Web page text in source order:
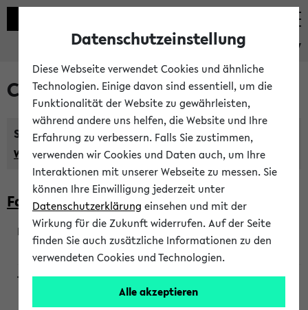
eKVV
Courses taught in English
Semester:
WiSe 2026/2027 SoSe 2026 Previous...
Faculty of Biology
200923
Wendisch, Peters-Wendisch, Stegelmann
Datenschutzeinstellung
Diese Webseite verwendet Cookies und ähnliche
Technologien. Einige davon sind essentiell, um die
Funktionalität der Website zu gewährleisten,
während andere uns helfen, die Website und Ihre
Erfahrung zu verbessern. Falls Sie zustimmen,
verwenden wir Cookies und Daten auch, um Ihre
Interaktionen mit unserer Webseite zu messen. Sie
können Ihre Einwilligung jederzeit unter
Datenschutzerklärung einsehen und mit der
Wirkung für die Zukunft widerrufen. Auf der Seite
finden Sie auch zusätzliche Informationen zu den
verwendeten Cookies und Technologien.
Alle akzeptieren